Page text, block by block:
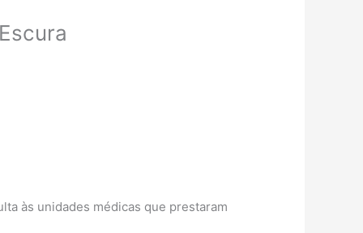
às unidades médicas que prestaram